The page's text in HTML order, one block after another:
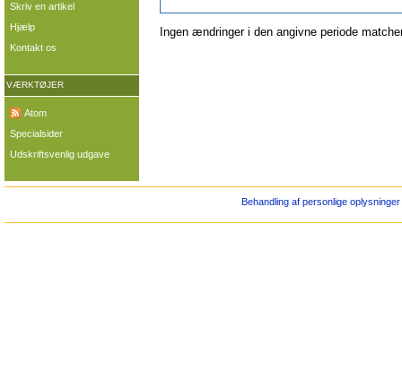
Ingen ændringer i den angivne periode
Skriv en artikel
Hjælp
Kontakt os
VÆRKTØJER
Atom
Specialsider
Udskriftsvenlig udgave
Behandling af personlige oplysninger